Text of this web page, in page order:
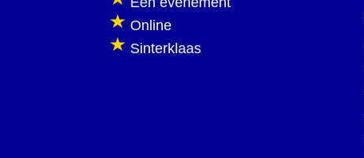
Online
Sinterklaas